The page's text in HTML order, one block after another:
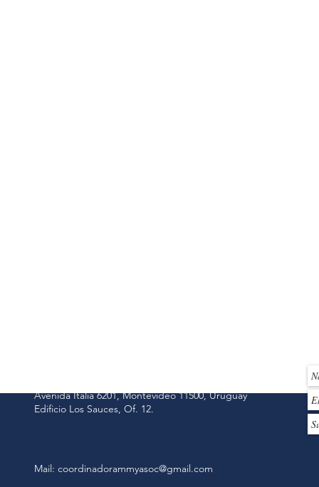
Avenida Italia 6201, Montevideo 11500, Uruguay
Edificio Los Sauces, Of. 12.
Mail: coordinadorammyasoc@gmail.com